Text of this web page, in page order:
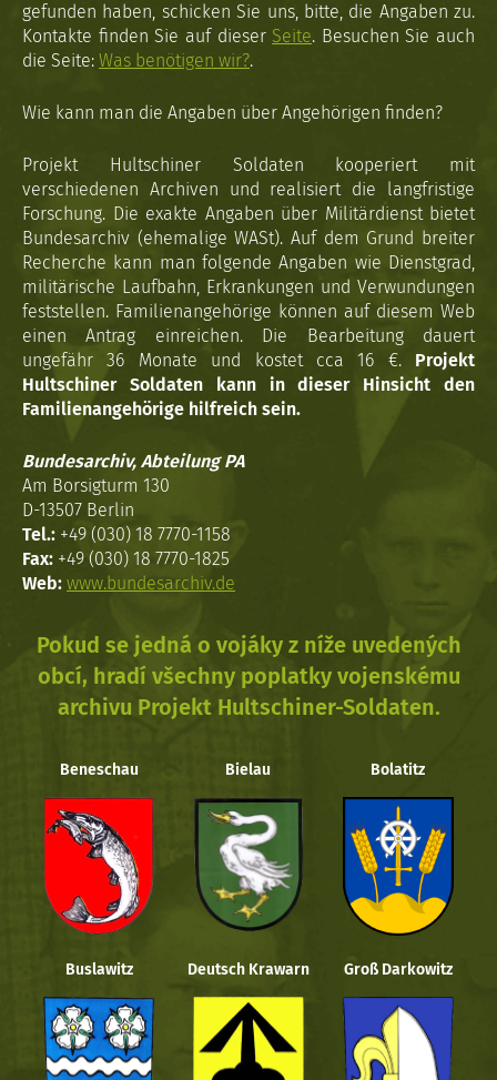
gefunden haben, schicken Sie uns, bitte, die Angaben zu.
Kontakte finden Sie auf dieser Seite. Besuchen Sie auch
die Seite: Was benötigen wir?.
Wie kann man die Angaben über Angehörigen finden?
Projekt Hultschiner Soldaten kooperiert mit
verschiedenen Archiven und realisiert die langfristige
Forschung. Die exakte Angaben über Militärdienst bietet
Bundesarchiv (ehemalige WASt). Auf dem Grund breiter
Recherche kann man folgende Angaben wie Dienstgrad,
militärische Laufbahn, Erkrankungen und Verwundungen
feststellen. Familienangehörige können auf diesem Web
einen Antrag einreichen. Die Bearbeitung dauert
ungefähr 36 Monate und kostet cca 16 €. Projekt
Hultschiner Soldaten kann in dieser Hinsicht den
Familienangehörige hilfreich sein.
Bundesarchiv, Abteilung PA
Am Borsigturm 130
D-13507 Berlin
Tel.: +49 (030) 18 7770-1158
Fax: +49 (030) 18 7770-1825
Web: www.bundesarchiv.de
Pokud se jedná o vojáky z níže uvedených
obcí, hradí všechny poplatky vojenskému
archivu Projekt Hultschiner-Soldaten.
Beneschau Bielau Bolatitz
Buslawitz Deutsch Krawarn Groß Darkowitz